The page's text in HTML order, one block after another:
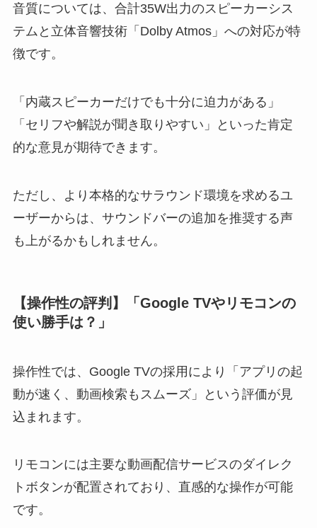
音質については、合計35W出力のスピーカーシス
テムと立体音響技術「Dolby Atmos」への対応が特
徴です。
「内蔵スピーカーだけでも十分に迫力がある」
「セリフや解説が聞き取りやすい」といった肯定
的な意見が期待できます。
ただし、より本格的なサラウンド環境を求めるユ
ーザーからは、サウンドバーの追加を推奨する声
も上がるかもしれません。
【操作性の評判】「Google TVやリモコンの
使い勝手は？」
操作性では、Google TVの採用により「アプリの起
動が速く、動画検索もスムーズ」という評価が見
込まれます。
リモコンには主要な動画配信サービスのダイレク
トボタンが配置されており、直感的な操作が可能
です。